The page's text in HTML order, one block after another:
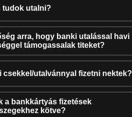
tudok utalni?
arra, hogy banki utalással havi
támogassalak titeket?
csekkel/utalvánnyal fizetni nektek?
a bankkártyás fizetések
kötve?